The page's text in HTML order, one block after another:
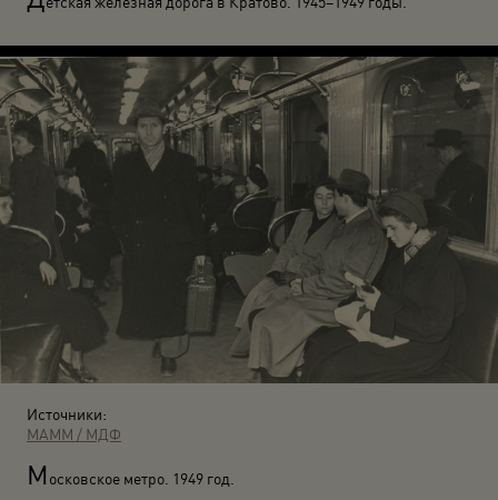
Источники:
МАММ / МДФ
М осковское метро. 1949 год.